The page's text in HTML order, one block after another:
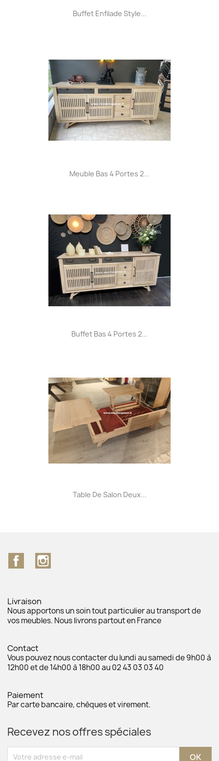
Buffet Enfilade Style...
Meuble Bas 4 Portes 2...
Buffet Bas 4 Portes 2...
Table De Salon Deux...
Facebook
Livraison
Nous apportons un soin tout particulier au transport de
vos meubles. Nous livrons partout en France
Contact
Vous pouvez nous contacter du lundi au samedi de 9h00 à
12h00 et de 14h00 à 18h00 au 02 43 03 03 40
Paiement
Par carte bancaire, chèques et virement.
Recevez nos offres spéciales